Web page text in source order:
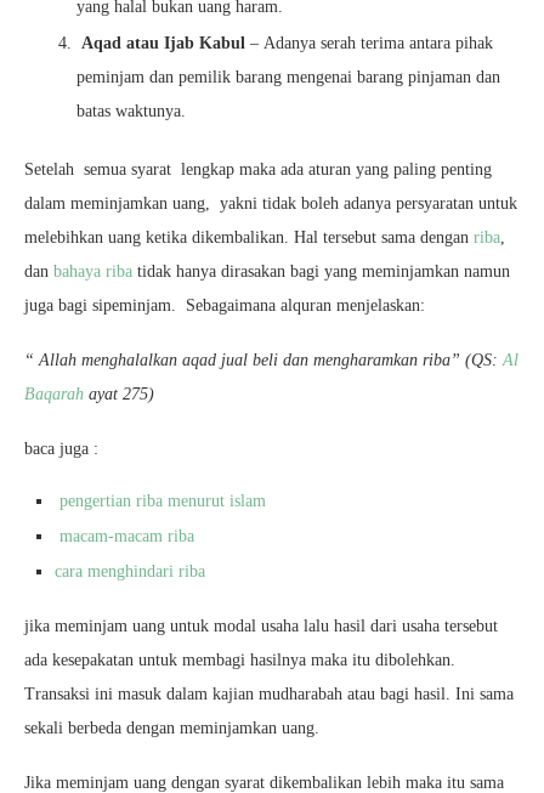
yang halal bukan uang haram.
Aqad atau Ijab Kabul – Adanya serah terima antara pihak
peminjam dan pemilik barang mengenai barang pinjaman dan
batas waktunya.
Setelah semua syarat lengkap maka ada aturan yang paling penting
dalam meminjamkan uang, yakni tidak boleh adanya persyaratan untuk
melebihkan uang ketika dikembalikan. Hal tersebut sama dengan riba,
dan bahaya riba tidak hanya dirasakan bagi yang meminjamkan namun
juga bagi sipeminjam. Sebagaimana alquran menjelaskan:
“ Allah menghalalkan aqad jual beli dan mengharamkan riba” (QS:Al
Baqarah ayat 275)
baca juga :
pengertian riba menurut islam
macam-macam riba
cara menghindari riba
jika meminjam uang untuk modal usaha lalu hasil dari usaha tersebut
ada kesepakatan untuk membagi hasilnya maka itu dibolehkan.
Transaksi ini masuk dalam kajian mudharabah atau bagi hasil. Ini sama
sekali berbeda dengan meminjamkan uang.
Jika meminjam uang dengan syarat dikembalikan lebih maka itu sama